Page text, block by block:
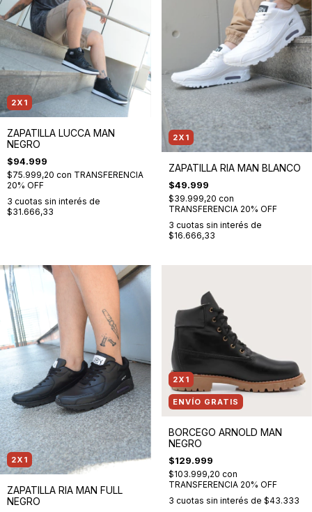
2X1
ZAPATILLA LUCCA MAN
NEGRO
$94.999
$75.999,20 con TRANSFERENCIA
20% OFF
3 cuotas sin interés de
$31.666,33
2X1
ZAPATILLA RIA MAN BLANCO
$49.999
$39.999,20 con
TRANSFERENCIA 20% OFF
3 cuotas sin interés de
$16.666,33
2X1
ZAPATILLA RIA MAN FULL
NEGRO
2X1
ENVÍO GRATIS
BORCEGO ARNOLD MAN
NEGRO
$129.999
$103.999,20 con
TRANSFERENCIA 20% OFF
3 cuotas sin interés de $43.333